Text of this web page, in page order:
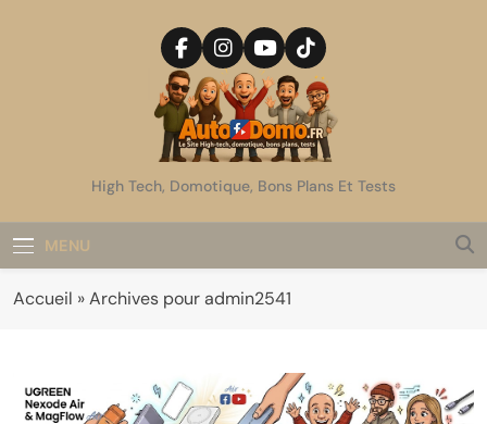
AutoDomo
High Tech, Domotique, Bons Plans Et Tests
MENU
Accueil »Archives pour admin2541